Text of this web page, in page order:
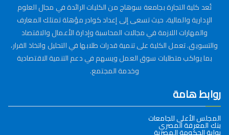
تُعد كلية التجارة بجامعة سوهاج من الكليات الرائدة في مجال العلوم
الإدارية والمالية، حيث تسعى إلى إعداد كوادر مؤهلة تمتلك المعارف
والمهارات اللازمة في مجالات المحاسبة وإدارة الأعمال والاقتصاد
والتسويق. تعمل الكلية على تنمية قدرات طلابها في التحليل واتخاذ القرار،
بما يواكب متطلبات سوق العمل ويسهم في دعم التنمية الاقتصادية
وخدمة المجتمع.
روابط هامة
المجلس الأعلى للجامعات
بنك المعرفة المصري